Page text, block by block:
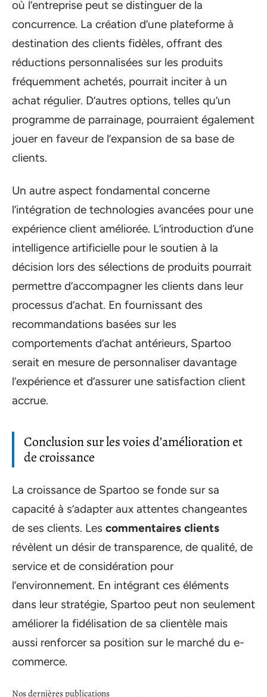
où l’entreprise peut se distinguer de la
concurrence. La création d’une plateforme à
destination des clients fidèles, offrant des
réductions personnalisées sur les produits
fréquemment achetés, pourrait inciter à un
achat régulier. D’autres options, telles qu’un
programme de parrainage, pourraient également
jouer en faveur de l’expansion de sa base de
clients.
Un autre aspect fondamental concerne
l’intégration de technologies avancées pour une
expérience client améliorée. L’introduction d’une
intelligence artificielle pour le soutien à la
décision lors des sélections de produits pourrait
permettre d’accompagner les clients dans leur
processus d’achat. En fournissant des
recommandations basées sur les
comportements d’achat antérieurs, Spartoo
serait en mesure de personnaliser davantage
l’expérience et d’assurer une satisfaction client
accrue.
Conclusion sur les voies d’amélioration et
de croissance
La croissance de Spartoo se fonde sur sa
capacité à s’adapter aux attentes changeantes
de ses clients. Les commentaires clients
révèlent un désir de transparence, de qualité, de
service et de considération pour
l’environnement. En intégrant ces éléments
dans leur stratégie, Spartoo peut non seulement
améliorer la fidélisation de sa clientèle mais
aussi renforcer sa position sur le marché du e-
commerce.
Nos dernières publications